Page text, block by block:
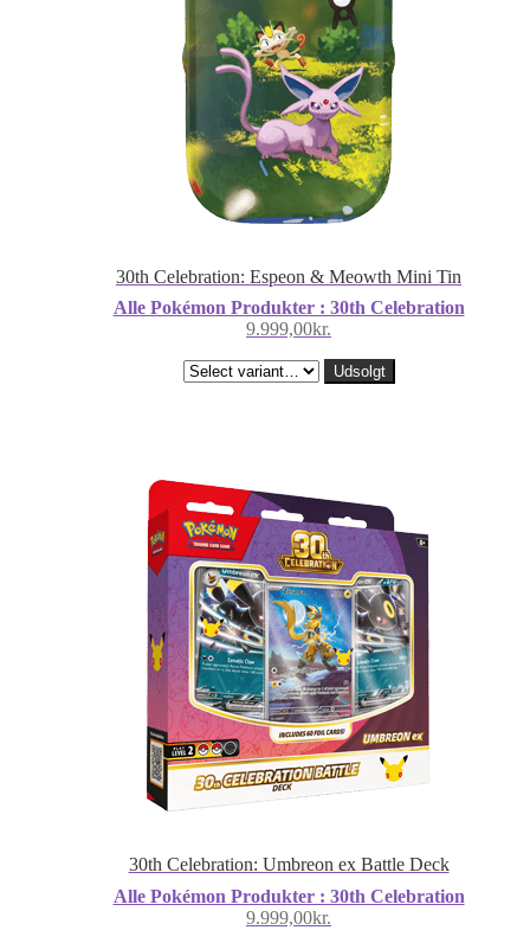
30th Celebration: Espeon & Meowth Mini Tin
Alle Pokémon Produkter : 30th Celebration
9.999,00kr.
Udsolgt
30th Celebration: Umbreon ex Battle Deck
Alle Pokémon Produkter : 30th Celebration
9.999,00kr.